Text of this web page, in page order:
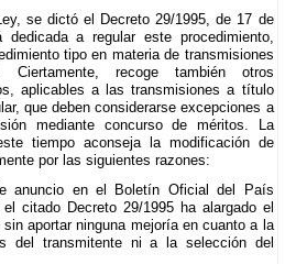
se dictó el Decreto 29/1995, de 17 de
a regular este procedimiento,
tipo en materia de transmisiones
recoge también otros
aplicables a las transmisiones a título
que deben considerarse excepciones a
mediante concurso de méritos. La
tiempo aconseja la modificación de
por las siguientes razones:
anuncio en el Boletín Oficial del País
citado Decreto 29/1995 ha alargado el
aportar ninguna mejoría en cuanto a la
del transmitente ni a la selección del